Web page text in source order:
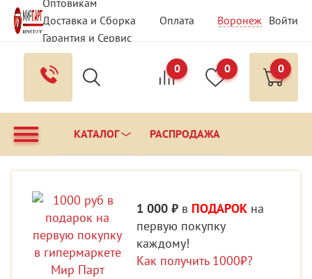
Оптовикам
Доставка и Сборка
Оплата
Гарантия и Сервис
Вопрос - Ответ
Контакты
Воронеж Войти
0 0 0
КАТАЛОГ РАСПРОДАЖА
1 000 ₽ в ПОДАРОК на
первую покупку
каждому!
Как получить 1000₽?